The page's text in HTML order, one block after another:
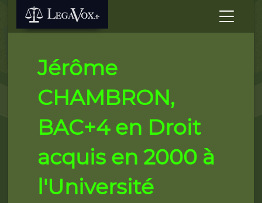
Jérôme
CHAMBRON,
BAC+4 en Droit
acquis en 2000 à
l'Université